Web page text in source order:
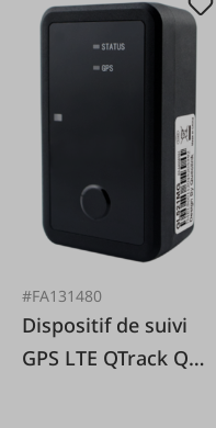
#FA131480
Dispositif de suivi
GPS LTE QTrack Q4